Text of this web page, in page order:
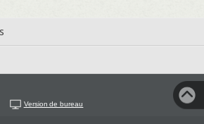
Version de bureau